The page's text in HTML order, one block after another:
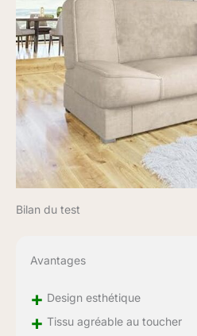
Bilan du test
Avantages
+ Design esthétique
+ Tissu agréable au toucher